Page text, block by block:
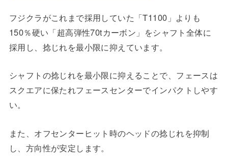
フジクラがこれまで採用していた「T1100」よりも
150％硬い「超高弾性70tカーボン」をシャフト全体に
採用し、捻じれを最小限に抑えています。
シャフトの捻じれを最小限に抑えることで、フェースは
スクエアに保たれフェースセンターでインパクトしやす
い。
また、オフセンターヒット時のヘッドの捻じれを抑制
し、方向性が安定します。